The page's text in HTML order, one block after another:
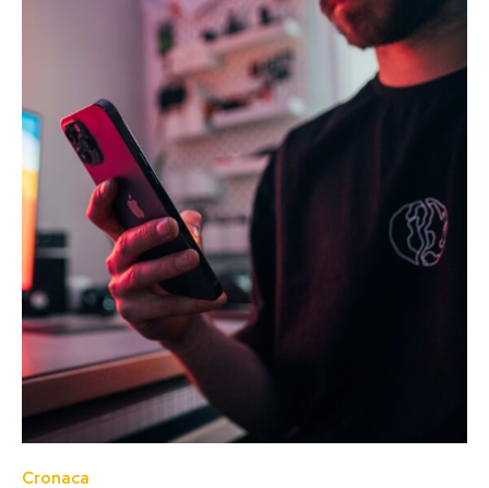
Cronaca